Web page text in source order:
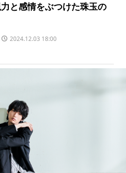
と感情をぶつけた珠玉の
2024.12.03 18:00